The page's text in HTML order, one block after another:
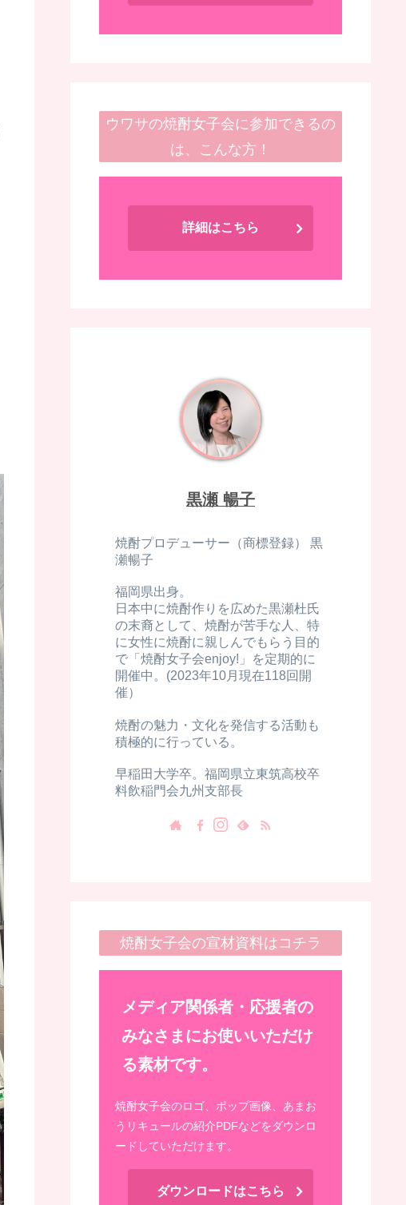
ウワサの焼酎女子会に参加できるの
は、こんな方！
詳細はこちら
黒瀬 暢子
焼酎プロデューサー（商標登録） 黒
瀬暢子
福岡県出身。
日本中に焼酎作りを広めた黒瀬杜氏
の末裔として、焼酎が苦手な人、特
に女性に焼酎に親しんでもらう目的
で「焼酎女子会enjoy!」を定期的に
開催中。(2023年10月現在118回開
催）
焼酎の魅力・文化を発信する活動も
積極的に行っている。
早稲田大学卒。福岡県立東筑高校卒
料飲稲門会九州支部長
焼酎女子会の宣材資料はコチラ
メディア関係者・応援者の
みなさまにお使いいただけ
る素材です。
焼酎女子会のロゴ、ポップ画像、あまお
うリキュールの紹介PDFなどをダウンロ
ードしていただけます。
ダウンロードはこちら